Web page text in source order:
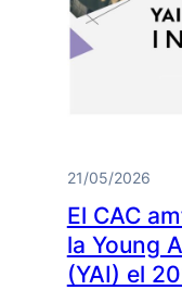
21/05/2026
El CAC
la Young
(YAI) el